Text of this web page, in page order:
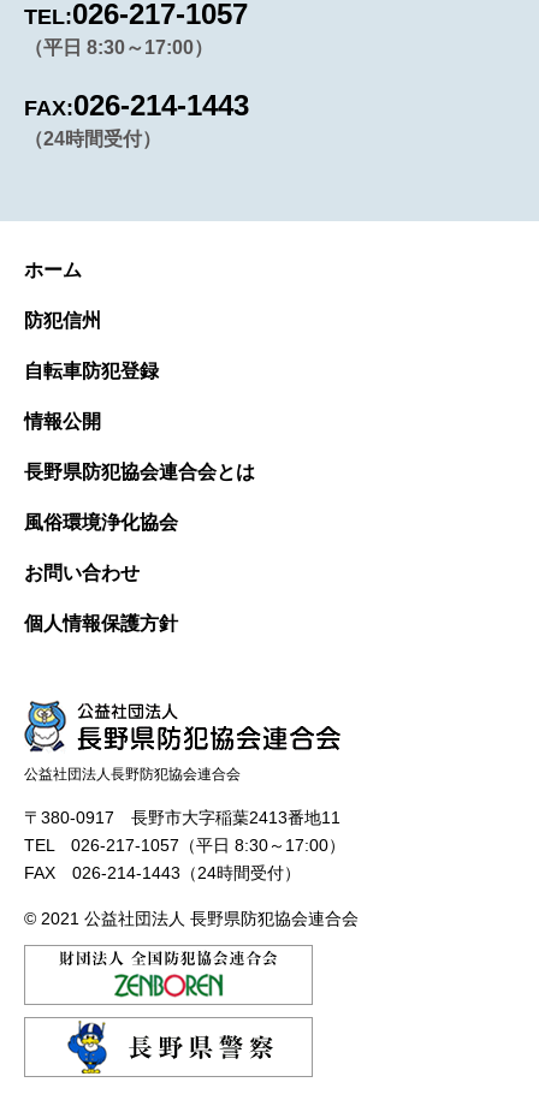
TEL:026-217-1057
（平日 8:30～17:00）
FAX:026-214-1443
（24時間受付）
ホーム
防犯信州
自転車防犯登録
情報公開
長野県防犯協会連合会とは
風俗環境浄化協会
お問い合わせ
個人情報保護方針
公益社団法人長野防犯協会連合会
〒380-0917 長野市大字稲葉2413番地11
TEL 026-217-1057（平日 8:30～17:00）
FAX 026-214-1443（24時間受付）
© 2021 公益社団法人 長野県防犯協会連合会